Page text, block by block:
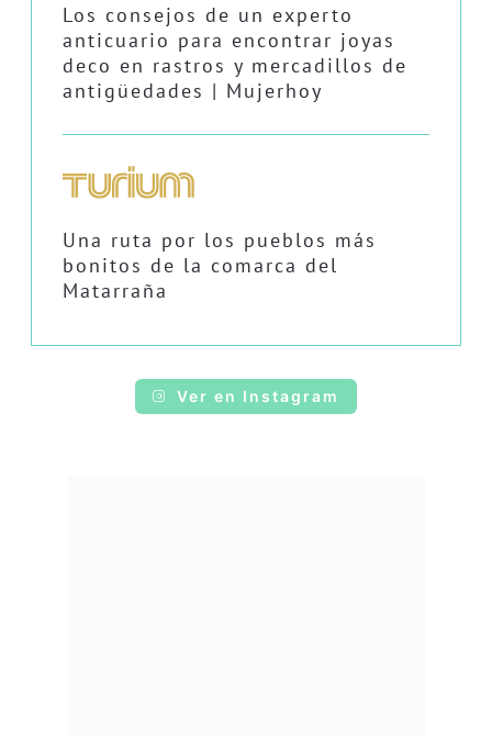
Los consejos de un experto
anticuario para encontrar joyas
deco en rastros y mercadillos de
antigüedades | Mujerhoy
Una ruta por los pueblos más
bonitos de la comarca del
Matarraña
Ver en Instagram